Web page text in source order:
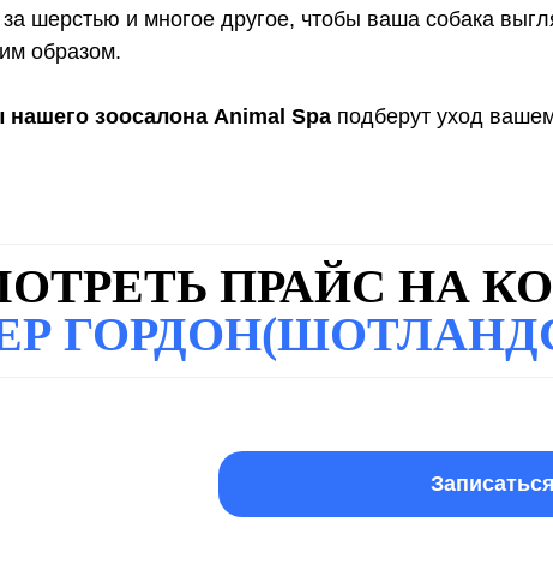
за шерстью и многое другое, чтобы ваша собака
образом.
зоосалона Animal Spa подберут уход
ПРАЙС НА